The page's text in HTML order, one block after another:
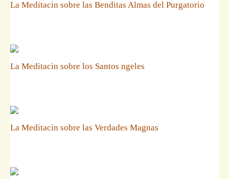
La Meditacin sobre las Benditas Almas del Purgatorio
La Meditacin sobre los Santos ngeles
La Meditacin sobre las Verdades Magnas